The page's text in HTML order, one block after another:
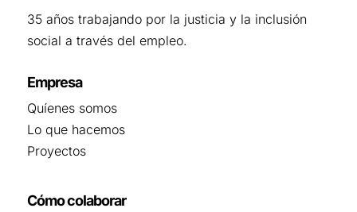
35 años trabajando por la justicia y la inclusión
social a través del empleo.
Empresa
Quíenes somos
Lo que hacemos
Proyectos
Cómo colaborar